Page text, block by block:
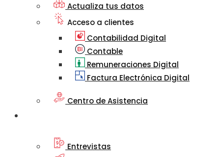
Actualiza tus datos
Acceso a clientes
Contabilidad Digital
Contable
Remuneraciones Digital
Factura Electrónica Digital
Centro de Asistencia
Entrevistas